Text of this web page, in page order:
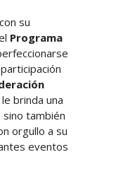
su
Programa
brinda una
también
orgullo a su
eventos